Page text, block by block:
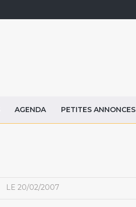
AGENDA PETITES ANNONCES
LE 20/02/2007